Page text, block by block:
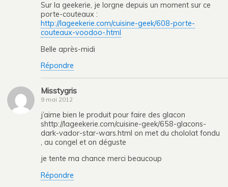
Sur la geekerie, je lorgne depuis un moment sur ce
porte-couteaux :
http://lageekerie.com/cuisine-geek/608-porte-
couteaux-voodoo-.html
Belle après-midi
Répondre
Misstygris
9 mai 2012
j’aime bien le produit pour faire des glacon
shttp://lageekerie.com/cuisine-geek/658-glacons-
dark-vador-star-wars.html on met du chololat fondu
, au congel et on déguste
je tente ma chance merci beaucoup
Répondre